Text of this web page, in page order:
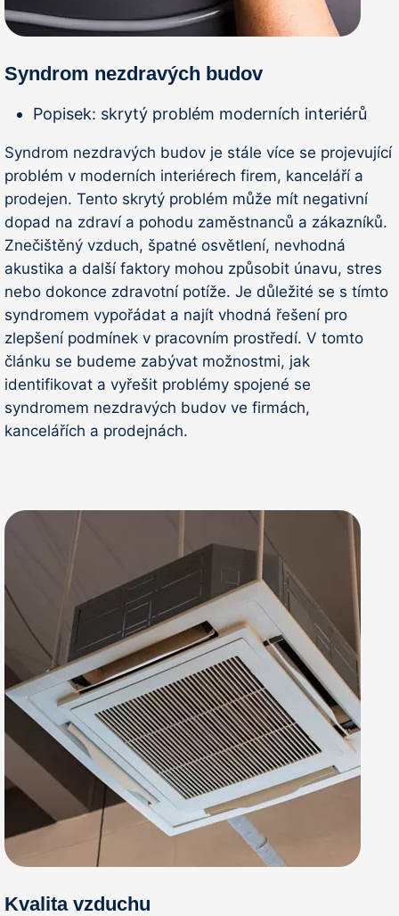
Syndrom nezdravých budov
Popisek: skrytý problém moderních interiérů
Syndrom nezdravých budov je stále více se projevující
problém v moderních interiérech firem, kanceláří a
prodejen. Tento skrytý problém může mít negativní
dopad na zdraví a pohodu zaměstnanců a zákazníků.
Znečištěný vzduch, špatné osvětlení, nevhodná
akustika a další faktory mohou způsobit únavu, stres
nebo dokonce zdravotní potíže. Je důležité se s tímto
syndromem vypořádat a najít vhodná řešení pro
zlepšení podmínek v pracovním prostředí. V tomto
článku se budeme zabývat možnostmi, jak
identifikovat a vyřešit problémy spojené se
syndromem nezdravých budov ve firmách,
kancelářích a prodejnách.
Kvalita vzduchu